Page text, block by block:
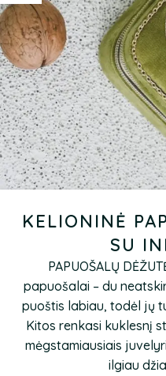
KELIONINĖ
SU
PAPUOŠALŲ
papuošalai – du
puoštis labiau, todėl jų
Kitos renkasi kuklesnį
mėgstamiausiais
ilgiau